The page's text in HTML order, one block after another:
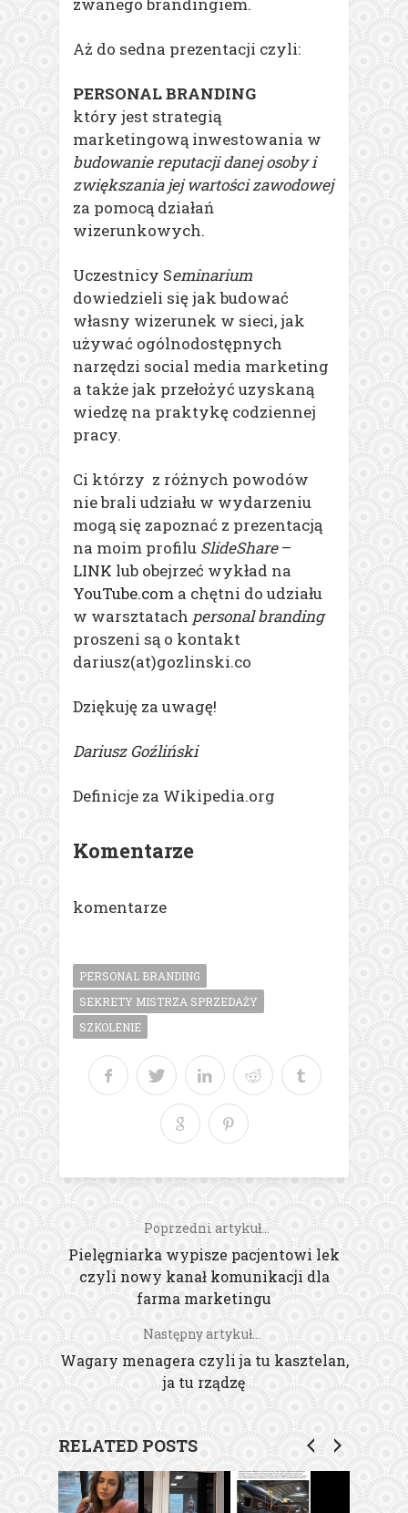
Aż do sedna prezentacji czyli:
PERSONAL BRANDING
który jest strategią
marketingową inwestowania w
budowanie reputacji danej osoby i
zwiększania jej wartości zawodowej
za pomocą działań
wizerunkowych.
Uczestnicy Seminarium
dowiedzieli się jak budować
własny wizerunek w sieci, jak
używać ogólnodostępnych
narzędzi social media marketing
a także jak przełożyć uzyskaną
wiedzę na praktykę codziennej
pracy.
Ci którzy z różnych powodów
nie brali udziału w wydarzeniu
mogą się zapoznać z prezentacją
na moim profilu SlideShare–
LINK lub obejrzeć wykład na
YouTube.com a chętni do udziału
w warsztatach personal branding
proszeni są o kontakt
dariusz(at)gozlinski.co
Dziękuję za uwagę!
Dariusz Goźliński
Definicje za Wikipedia.org
Komentarze
komentarze
PERSONAL BRANDING
SEKRETY MISTRZA SPRZEDAŻY
SZKOLENIE
Poprzedni artykuł...
Pielęgniarka wypisze pacjentowi lek
czyli nowy kanał komunikacji dla
farma marketingu
Następny artykuł...
Wagary menagera czyli ja tu kasztelan,
ja tu rządzę
RELATED POSTS